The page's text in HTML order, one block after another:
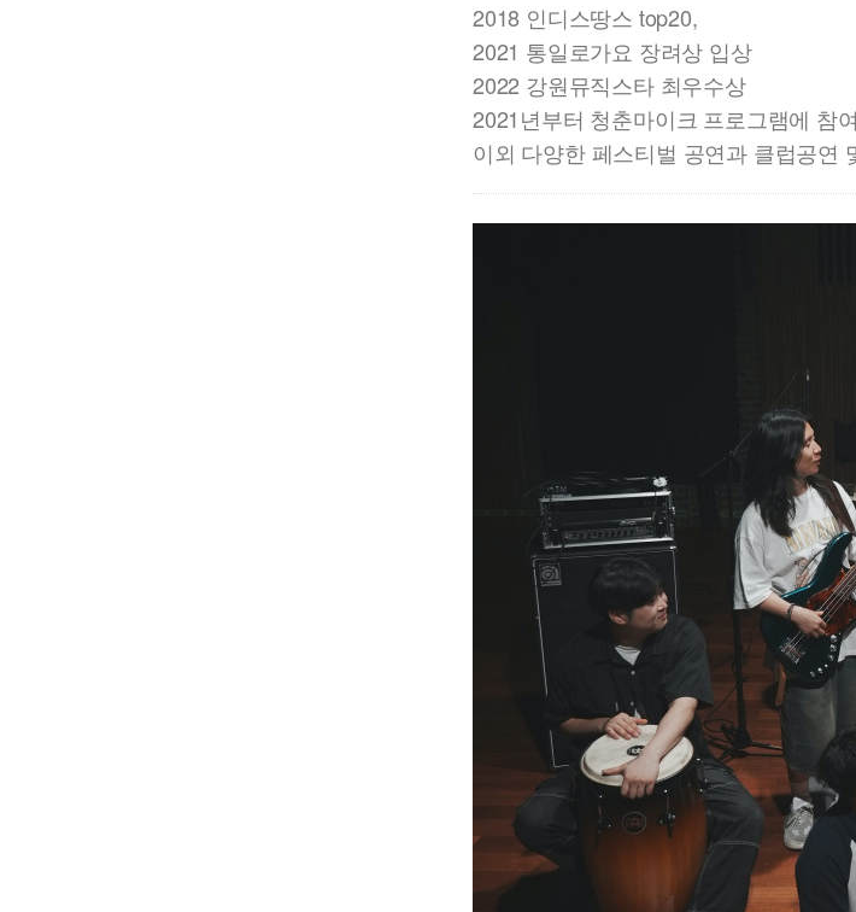
2018 인디스땅스 top20,
2021 통일로가요 장려상 입상
2022 강원뮤직스타 최우수상
2021년부터 청춘마이크 프로그램에 참
이외 다양한 페스티벌 공연과 클럽공연